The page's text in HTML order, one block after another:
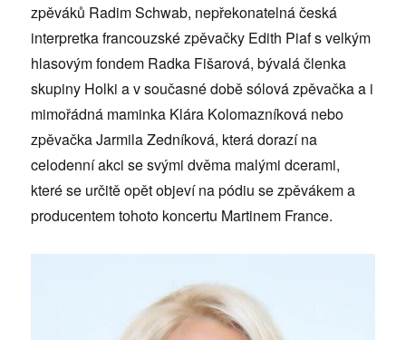
zpěváků Radim Schwab, nepřekonatelná česká
interpretka francouzské zpěvačky Edith Piaf s velkým
hlasovým fondem Radka Fišarová, bývalá členka
skupiny Holki a v současné době sólová zpěvačka a i
mimořádná maminka Klára Kolomazníková nebo
zpěvačka Jarmila Zedníková, která dorazí na
celodenní akci se svými dvěma malými dcerami,
které se určitě opět objeví na pódiu se zpěvákem a
producentem tohoto koncertu Martinem France.